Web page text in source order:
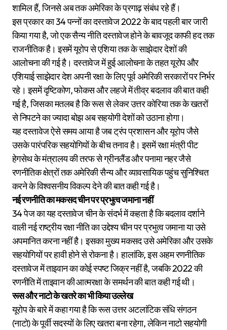
शामिल हैं, जिनसे अब तक अमेरिका के प्रगाढ़ संबंध रहे हैं।
इस प्रकार का 34 पन्नों का दस्तावेज 2022 के बाद पहली बार जारी
किया गया है, जो एक सैन्य नीति दस्तावेज होने के बावजूद काफी हद तक
राजनीतिक है। इसमें यूरोप से एशिया तक के साझेदार देशों की
आलोचना की गई है। दस्तावेज में हुई आलोचना के तहत यूरोप और
एशियाई साझेदार देश अपनी रक्षा के लिए पूर्व अमेरिकी सरकारों पर निर्भर
रहे। इसमें दृष्टिकोण, फोकस और लहजे में तीव्र बदलाव की बात कही
गई है, जिसका मतलब है कि रूस से लेकर उत्तर कोरिया तक के खतरों
से निपटने का ज्यादा बोझ अब सहयोगी देशों को उठाना होगा।
यह दस्तावेज ऐसे समय आया है जब ट्रंप प्रशासन और यूरोप जैसे
उसके पारंपरिक सहयोगियों के बीच तनाव है। इसमें रक्षा मंत्री पीट
हेगसेथ के मंत्रालय की तरफ से ग्रीनलैंड और पनामा नहर जैसे
रणनीतिक क्षेत्रों तक अमेरिकी सैन्य और व्यावसायिक पहुंच सुनिश्चित
करने के विश्वसनीय विकल्प देने की बात कही गई है।
नई रणनीति का मकसद चीन पर प्रभुत्व जमाना नहीं
34 पेज का यह दस्तावेज चीन के संदर्भ में कहता है कि बदलाव दर्शाने
वाली नई राष्ट्रीय रक्षा नीति का उद्देश्य चीन पर प्रभुत्व जमाना या उसे
अपमानित करना नहीं है। इसका मुख्य मकसद उसे अमेरिका और उसके
सहयोगियों पर हावी होने से रोकना है। हालांकि, इस अहम रणनीतिक
दस्तावेज में ताइवान का कोई स्पष्ट जिक्र नहीं है, जबकि 2022 की
रणनीति में ताइवान की आत्मरक्षा के समर्थन की बात कही गई थी।
रूस और नाटो के खतरे का भी किया उल्लेख
यूरोप के बारे में कहा गया है कि रूस उत्तर अटलांटिक संधि संगठन
(नाटो) के पूर्वी सदस्यों के लिए खतरा बना रहेगा, लेकिन नाटो सहयोगी